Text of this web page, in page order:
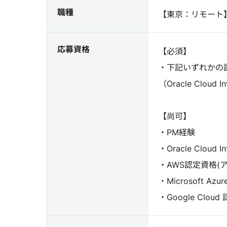
職種 【東京：リモー
応募資格
【必須】
・下記いずれか
（Oracle Cloud
【尚可】
・PM経験
・Oracle Cloud
・AWS認定資格(
・Microsoft
・Google Cloud